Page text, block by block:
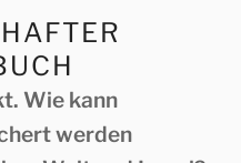
Wie kann
werden